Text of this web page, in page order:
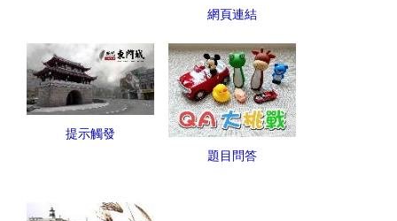
網頁連結
提示觸發
題目問答